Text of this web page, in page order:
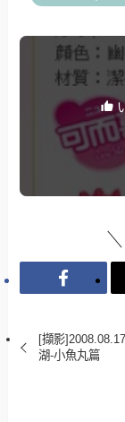
[擷影
湖-小魚丸篇